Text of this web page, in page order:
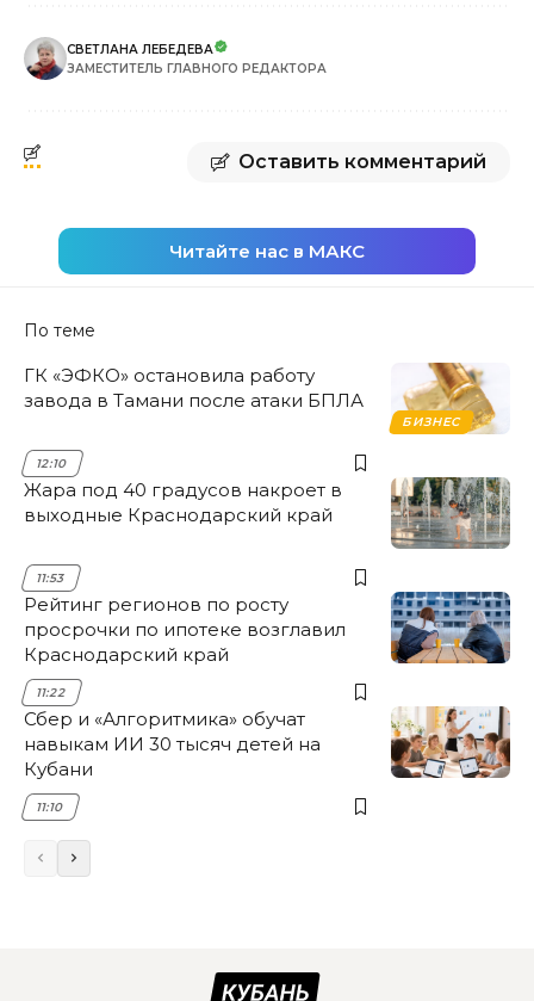
СВЕТЛАНА ЛЕБЕДЕВА
ЗАМЕСТИТЕЛЬ ГЛАВНОГО РЕДАКТОРА
Оставить комментарий
Читайте нас в МАКС
По теме
БИЗНЕС
ГК «ЭФКО» остановила работу
завода в Тамани после атаки БПЛА
12:10
Жара под 40 градусов накроет в
выходные Краснодарский край
11:53
Рейтинг регионов по росту
просрочки по ипотеке возглавил
Краснодарский край
11:22
Сбер и «Алгоритмика» обучат
навыкам ИИ 30 тысяч детей на
Кубани
11:10